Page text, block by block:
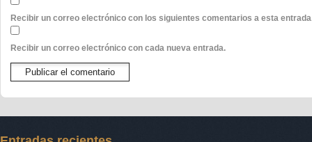
Recibir un correo electrónico con los siguientes comentarios a esta
Recibir un correo electrónico con cada nueva entrada.